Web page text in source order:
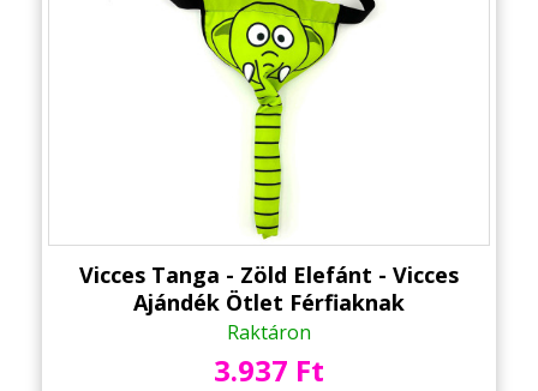
Vicces Tanga - Zöld Elefánt - Vicces
Ajándék Ötlet Férfiaknak
Raktáron
3.937 Ft